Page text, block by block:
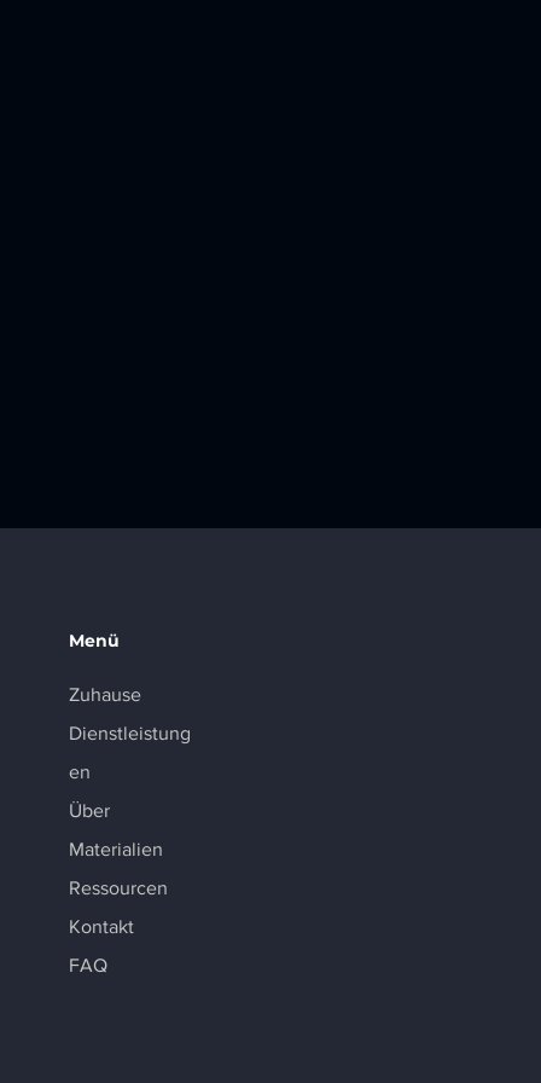
Menü
Zuhause
Dienstleistung
en
Über
Materialien
Ressourcen
Kontakt
FAQ